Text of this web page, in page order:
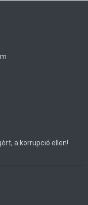
a korrupció ellen!